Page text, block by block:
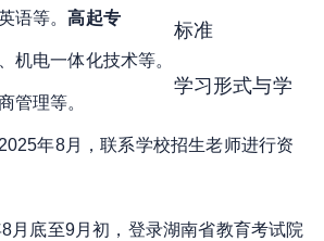
语等。高起专
机电一体化技术等。
管理等。
年8月，联系学校招生老师进行资
8月底至9月初，登录湖南省教育考试院
标准
学习形式与学